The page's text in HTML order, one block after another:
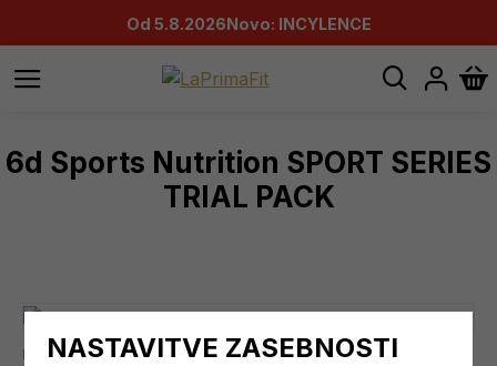
Od 5.8.2026Novo: INCYLENCE
6d Sports Nutrition SPORT SERIES
TRIAL PACK
Najnižja cena zadnjih 30 dni: 65,55 €
NASTAVITVE ZASEBNOSTI